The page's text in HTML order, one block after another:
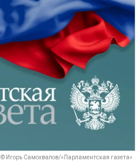
© Игорь Самохвалов/«Парламентская газета»